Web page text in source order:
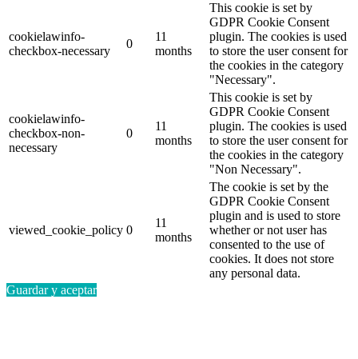
cookielawinfo-
checkbox-necessary
0
11
months
This cookie is set by
GDPR Cookie Consent
plugin. The cookies is used
to store the user consent for
the cookies in the category
"Necessary".
cookielawinfo-
checkbox-non-
necessary
0
11
months
This cookie is set by
GDPR Cookie Consent
plugin. The cookies is used
to store the user consent for
the cookies in the category
"Non Necessary".
viewed_cookie_policy 0
11
months
The cookie is set by the
GDPR Cookie Consent
plugin and is used to store
whether or not user has
consented to the use of
cookies. It does not store
any personal data.
Guardar y aceptar